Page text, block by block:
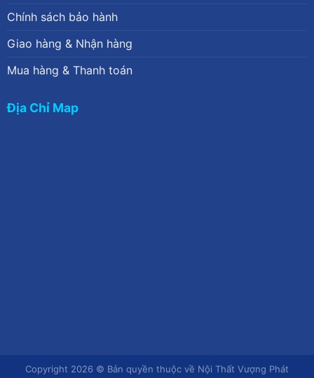
Chính sách bảo hành
Giao hàng & Nhận hàng
Mua hàng & Thanh toán
Địa Chỉ Map
Copyright 2026 © Bản quyền thuộc về Nội Thất Vượng Phát